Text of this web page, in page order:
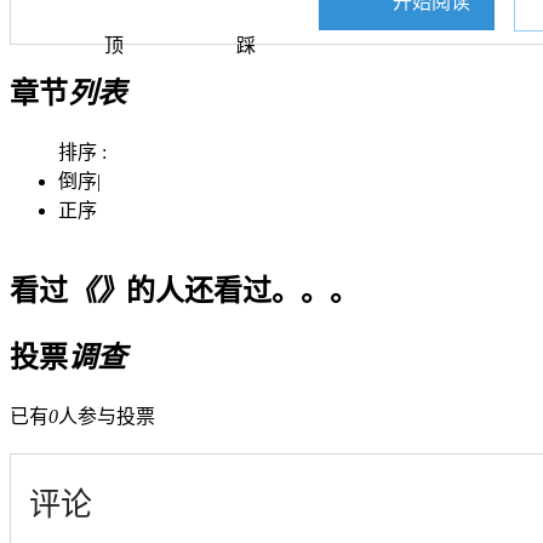
顶 踩
章节列表
排序 :
倒序|
正序
看过《》 的人还看过。。。
投票调查
已有0人参与投票
评论